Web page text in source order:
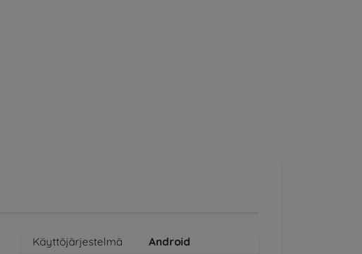
Käyttöjärjestelmä
Android